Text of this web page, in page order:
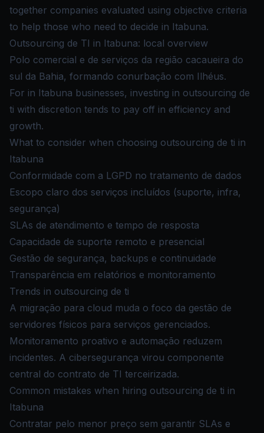
together companies evaluated using objective criteria
to help those who need to decide in Itabuna.
Outsourcing de TI in Itabuna: local overview
Polo comercial e de serviços da região cacaueira do
sul da Bahia, formando conurbação com Ilhéus.
For in Itabuna businesses, investing in outsourcing de
ti with discretion tends to pay off in efficiency and
growth.
What to consider when choosing outsourcing de ti in
Itabuna
Conformidade com a LGPD no tratamento de dados
Escopo claro dos serviços incluídos (suporte, infra,
segurança)
SLAs de atendimento e tempo de resposta
Capacidade de suporte remoto e presencial
Gestão de segurança, backups e continuidade
Transparência em relatórios e monitoramento
Trends in outsourcing de ti
A migração para cloud muda o foco da gestão de
servidores físicos para serviços gerenciados.
Monitoramento proativo e automação reduzem
incidentes. A cibersegurança virou componente
central do contrato de TI terceirizada.
Common mistakes when hiring outsourcing de ti in
Itabuna
Contratar pelo menor preço sem garantir SLAs e